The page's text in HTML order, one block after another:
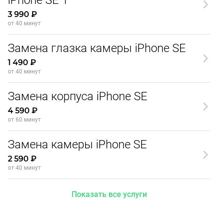
3 990 ₽
от 40 минут
Замена глазка камеры iPhone SE
1 490 ₽
от 40 минут
Замена корпуса iPhone SE
4 590 ₽
от 60 минут
Замена камеры iPhone SE
2 590 ₽
от 40 минут
Показать все услуги